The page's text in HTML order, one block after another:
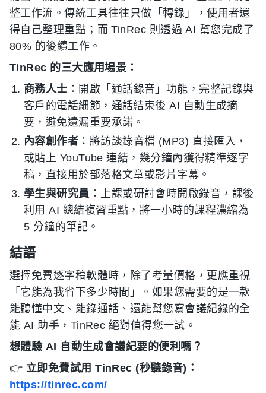
整工作流。傳統工具往往只做「轉錄」，使用者還
得自己整理重點；而 TinRec 則透過 AI 幫您完成了
80% 的後續工作。
TinRec 的三大應用場景：
商務人士 ：開啟「通話錄音」功能，完整記錄與
客戶的電話細節，通話結束後 AI 自動生成摘
要，避免遺漏重要承諾。
內容創作者 ：將訪談錄音檔 (MP3) 直接匯入，
或貼上 YouTube 連結，幾分鐘內獲得精準逐字
稿，直接用於部落格文章或影片字幕。
學生與研究員 ：上課或研討會時開啟錄音，課後
利用 AI 總結複習重點，將一小時的課程濃縮為
5 分鐘的筆記。
結語
選擇免費逐字稿軟體時，除了考量價格，更應重視
「它能為我省下多少時間」。如果您需要的是一款
能聽懂中文、能錄通話、還能幫您寫會議紀錄的全
能 AI 助手，TinRec 絕對值得您一試。
想體驗 AI 自動生成會議紀要的便利嗎？
👉 立即免費試用 TinRec (秒聽錄音)：
https://tinrec.com/